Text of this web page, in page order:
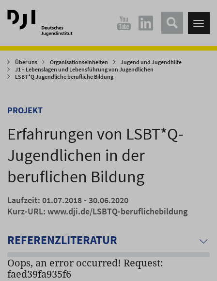
Direkt
zum
Hauptinhalt
Direkt
zum
Hauptmenü
Über uns Organisationseinheiten
Jugend und Jugendhilfe
J1 – Lebenslagen und Lebensführung von Jugendlichen
LSBT*Q Jugendliche berufliche Bildung
PROJEKT
Erfahrungen von LSBT*Q-
Jugendlichen in der
beruflichen Bildung
Laufzeit: 01.07.2018 - 30.06.2020
Kurz-URL: www.dji.de/LSBTQ-beruflichebildung
REFERENZLITERATUR
Oops, an error occurred! Request:
faed39fa935f6